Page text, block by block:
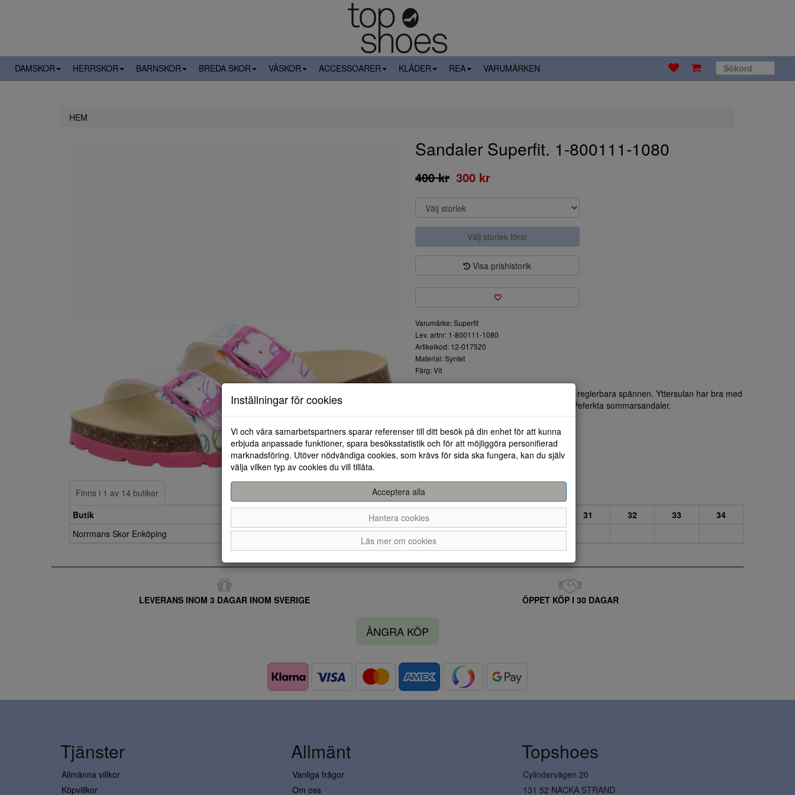
DAMSKOR HERRSKOR BARNSKOR BREDA SKOR VÄSKOR ACCESSOARER KLÄDER REA VARUMÄRKEN
HEM
Sandaler Superfit. 1-800111-1080
400 kr 300 kr
Välj storlek först
Visa prishistorik
Varumärke: Superfit
Lev. artnr: 1-800111-1080
Artikelkod: 12-017520
Material: Syntet
Färg: Vit
Sandaler från Superfit i syntet och med två reglerbara spännen. Yttersulan har bra med
dämpning och är mycket lätt och slitstark. Peferkta sommarsandaler.
Finns i 1 av 14 butiker
Butik
26 27 31 32 33
34
Norrmans Skor Enköping
LEVERANS INOM 3 DAGAR INOM SVERIGE ÖPPET KÖP I 30 DAGAR
ÅNGRA KÖP
Inställningar för cookies
Vi och våra samarbetspartners sparar referenser till ditt besök på din enhet för att kunna
erbjuda anpassade funktioner, spara besöksstatistik och för att möjliggöra personifierad
marknadsföring. Utöver nödvändiga cookies, som krävs för sida ska fungera, kan du själv
välja vilken typ av cookies du vill tillåta.
Acceptera alla
Hantera cookies
Läs mer om cookies
Tjänster
Allmänna villkor
Köpvillkor
Allmänt
Vanliga frågor
Om oss
Topshoes
Cylindervägen 20
131 52 NACKA STRAND